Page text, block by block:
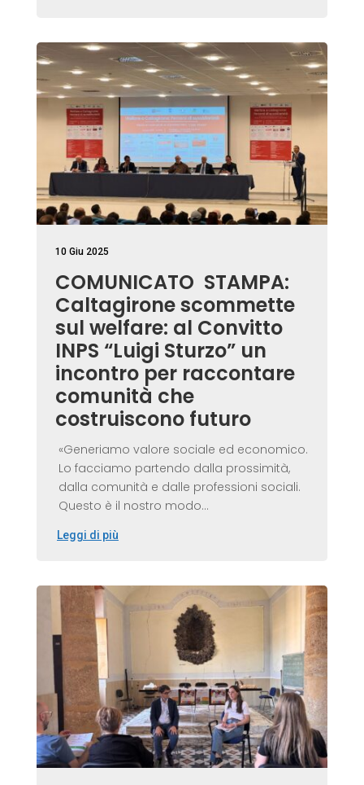
10 Giu 2025
COMUNICATO STAMPA:
Caltagirone scommette
sul welfare: al Convitto
INPS “Luigi Sturzo” un
incontro per raccontare
comunità che
costruiscono futuro
«Generiamo valore sociale ed economico.
Lo facciamo partendo dalla prossimità,
dalla comunità e dalle professioni sociali.
Questo è il nostro modo...
Leggi di più